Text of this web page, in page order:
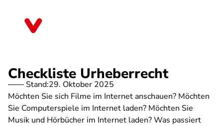
Checkliste Urheberrecht
Stand:29. Oktober 2025
Möchten Sie sich Filme im Internet anschauen? Möchten
Sie Computerspiele im Internet laden? Möchten Sie
Musik und Hörbücher im Internet laden? Was passiert